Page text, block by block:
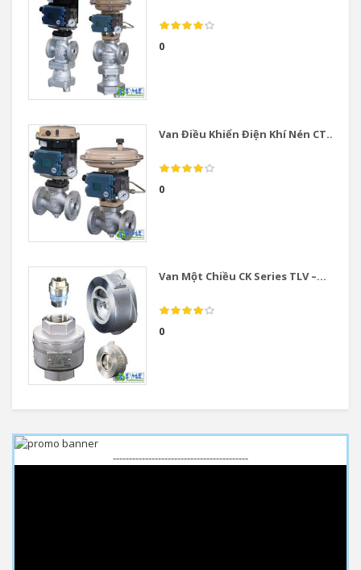
0
Van Điều Khiển Điện Khí Nén CT...
0
Van Một Chiều CK Series TLV –...
0
------------------------------------------